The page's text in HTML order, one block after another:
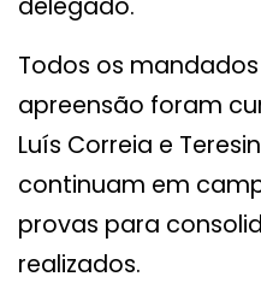
delegado.
Todos os
apreensão foram
Luís Correia e
continuam em
provas para
realizados.